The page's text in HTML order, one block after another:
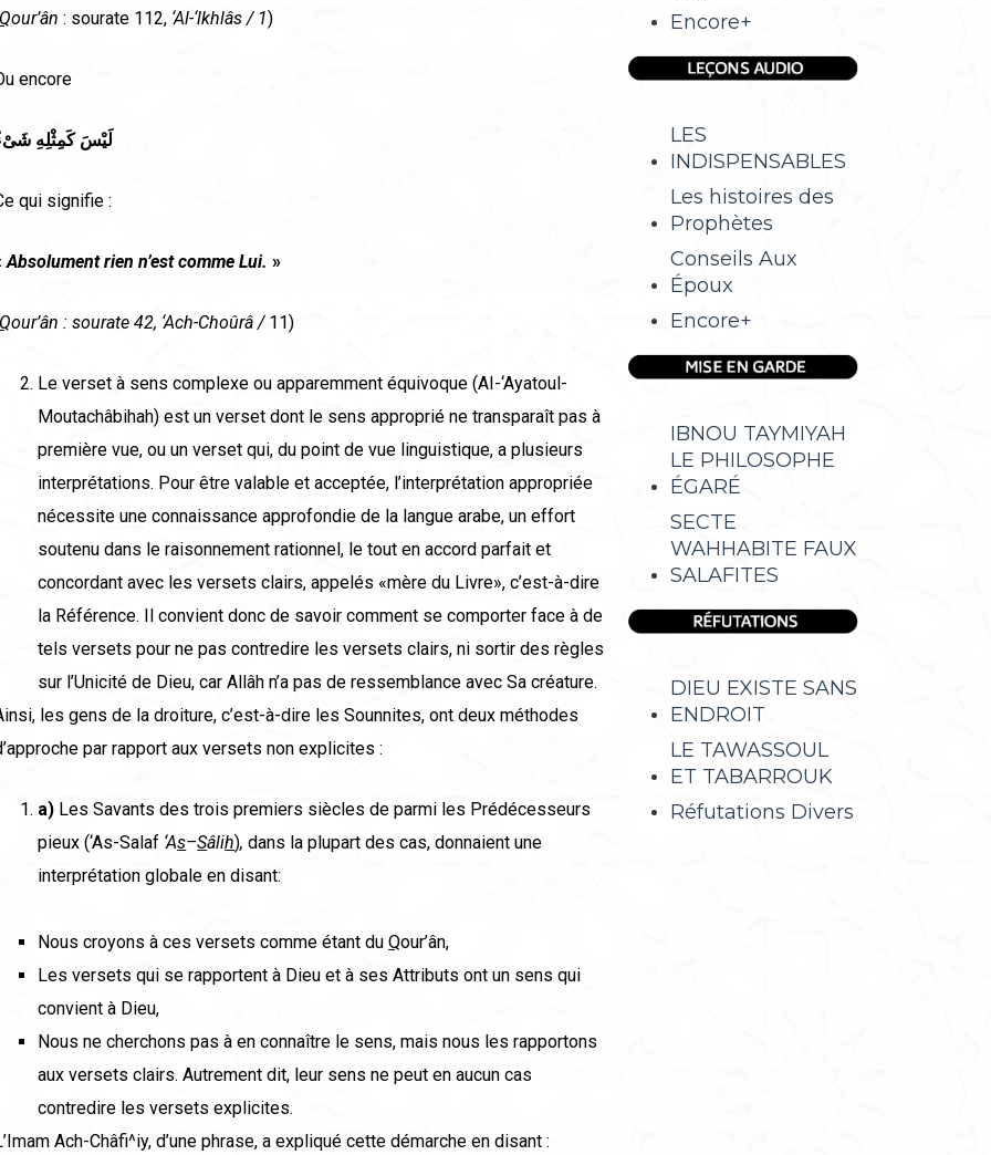
Qour’ân: sourate 112, ‘Al-‘lkhlâs / 1)
encore
لَيْسَ كَمِثْلِهِ
qui signifie :
Absolument rien n’est comme Lui.»
Qour’ân : sourate 42, ‘Ach-Choûrâ/ 11)
Le verset à sens complexe ou apparemment équivoque (AI-‘Ayatoul-
Moutachâbihah) est un verset dont le sens approprié ne transparaît pas à
première vue, ou un verset qui, du point de vue linguistique, a plusieurs
interprétations. Pour être valable et acceptée, l’interprétation appropriée
nécessite une connaissance approfondie de la langue arabe, un effort
soutenu dans le raisonnement rationnel, le tout en accord parfait et
concordant avec les versets clairs, appelés «mère du Livre», c’est-à-dire
la Référence. Il convient donc de savoir comment se comporter face à de
tels versets pour ne pas contredire les versets clairs, ni sortir des règles
sur l’Unicité de Dieu, car Allâh n’a pas de ressemblance avec Sa créature.
les gens de la droiture, c’est-à-dire les Sounnites, ont deux méthodes
par rapport aux versets non explicites :
a) Les Savants des trois premiers siècles de parmi les Prédécesseurs
pieux (‘As-Salaf ‘As–Sâlih),dans la plupart des cas, donnaient une
interprétation globale en disant:
Nous croyons à ces versets comme étant duQour’ân,
Les versets qui se rapportent à Dieu et à ses Attributs ont un sens qui
convient à Dieu,
Nous ne cherchons pas à en connaître le sens, mais nous les rapportons
aux versets clairs. Autrement dit, leur sens ne peut en aucun cas
contredire les versets explicites.
Ach-Châfi^iy, d’une phrase, a expliqué cette démarche en disant :
Encore+
LES
INDISPENSABLES
Les histoires des
Prophètes
Conseils Aux
Époux
Encore+
IBNOU TAYMIYAH
LE PHILOSOPHE
ÉGARÉ
SECTE
WAHHABITE FAUX
SALAFITES
DIEU EXISTE SANS
ENDROIT
LE TAWASSOUL
ET TABARROUK
Réfutations Divers